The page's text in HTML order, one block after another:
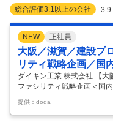
総合評価3.1 以上の会社 3.9
NEW 正社員
大阪／滋賀／建設プ
リティ戦略企画／国
ダイキン工業 株式会社 【大
ファシリティ戦略企画＜国
容】 【大阪/滋賀】建設プ
画＜国内外工場・拠点＞◆
業務】 ダイキングループの
いて建設（建築・電気・設
提供：doda